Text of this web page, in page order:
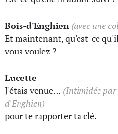
Bois-d'Enghien (avec une
Et maintenant, qu'est-ce
vous voulez ?
Lucette
J'étais venue… (Intimidée
d'Enghien)
pour te rapporter ta clé.